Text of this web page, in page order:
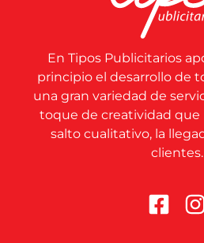
En Tipos Publicitarios
principio el desarrollo de
una gran variedad de
toque de creatividad que
salto cualitativo, la
clientes.